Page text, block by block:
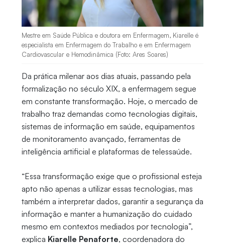
Mestre em Saúde Pública e doutora em Enfermagem, Kiarelle é
especialista em Enfermagem do Trabalho e em Enfermagem
Cardiovascular e Hemodinâmica (Foto: Ares Soares)
Da prática milenar aos dias atuais, passando pela
formalização no século XIX, a enfermagem segue
em constante transformação. Hoje, o mercado de
trabalho traz demandas como tecnologias digitais,
sistemas de informação em saúde, equipamentos
de monitoramento avançado, ferramentas de
inteligência artificial e plataformas de telessaúde.
“Essa transformação exige que o profissional esteja
apto não apenas a utilizar essas tecnologias, mas
também a interpretar dados, garantir a segurança da
informação e manter a humanização do cuidado
mesmo em contextos mediados por tecnologia”,
explica Kiarelle Penaforte, coordenadora do